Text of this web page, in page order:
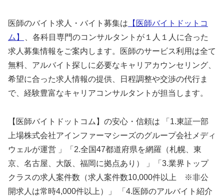
医師のバイト求人・バイト募集は 【医師バイトドットコ
ム】
、各科目専門のコンサルタントが１人１人に合った
求人募集情報をご案内します。医師のサービス利用は全て
無料、アルバイト探しに必要なキャリアカウンセリング、
希望に合った求人情報の提供、日程調整や交渉の代行ま
で、経験豊富なキャリアコンサルタントが担当します。
【医師バイトドットコム】の安心・信頼は 「1.東証一部
上場株式会社アインファーマシーズのグループ会社メディ
ウェルが運営 」「2.全国47都道府県を網羅（札幌、東
京、名古屋、大阪、福岡に拠点あり） 」「3.業界トップ
クラスの求人案件数（求人案件数10,000件以上 ※非公
開求人は常時4,000件以上）」 「4.医師のアルバイト紹介